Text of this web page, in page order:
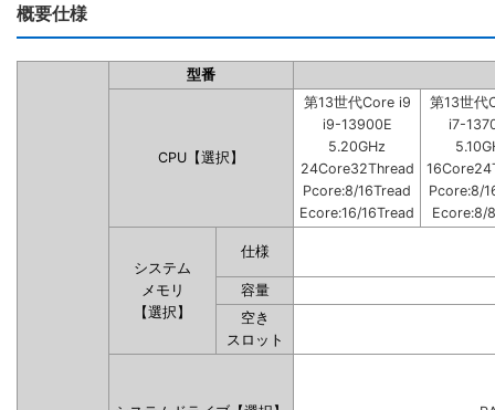
概要仕様
型番
CPU【選択】
第13世代Core i9
i9-13900E
5.20GHz
24Core32Thread
Pcore:8/16Tread
Ecore:16/16Tread
第13世代
i7-
Pcore:8/
Ecore:8/
システム
メモリ
【選択】
仕様
容量
空き
スロット